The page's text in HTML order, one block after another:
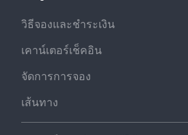
วิธีจองและชำระเงิน
เคาน์เตอร์เช็คอิน
จัดการการจอง
เส้นทาง